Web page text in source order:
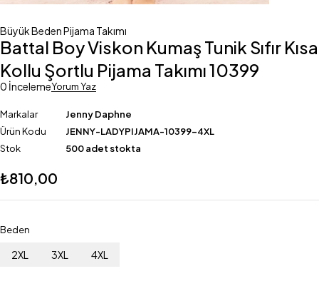
Büyük Beden Pijama Takımı
Battal Boy Viskon Kumaş Tunik Sıfır Kısa
Kollu Şortlu Pijama Takımı 10399
0 İncelemeYorum Yaz
Markalar
Jenny Daphne
Ürün Kodu
JENNY-LADYPIJAMA-10399-4XL
Stok
500 adet stokta
₺810,00
Beden
2XL 3XL 4XL